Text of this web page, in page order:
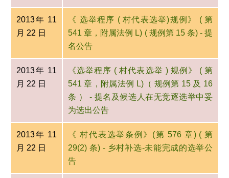
2013年 11
月 22 日
《 选举程序 ( 村代表选举)规例》 ( 第
541 章，附属法例 L) ( 规例第 15 条) - 提
名公告
2013年 11
月 22 日
《选举程序 ( 村代表选举 ) 规例》 ( 第
541 章，附属法例 L)（ 规例第 15 及 16
条 ） - 提名及候选人在无竞逐选举中妥
为选出公告
2013年 11
月 22 日
《 村代表选举条例》(第 576 章) ( 第
29(2) 条) - 乡村补选-未能完成的选举公
告